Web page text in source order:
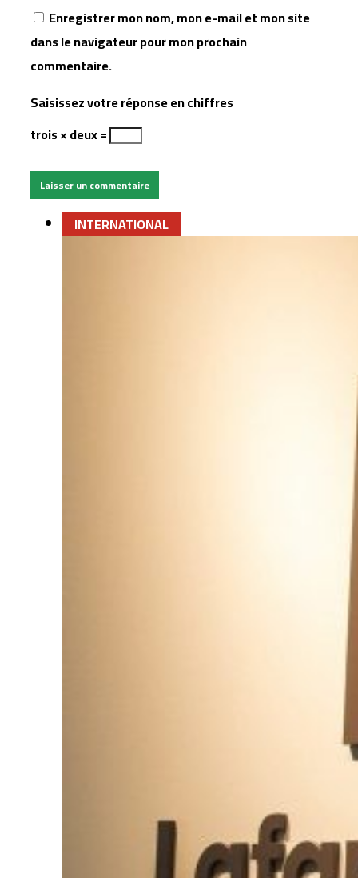
Enregistrer mon nom, mon e-mail et mon site
dans le navigateur pour mon prochain
commentaire.
Saisissez votre réponse en chiffres
trois × deux =
INTERNATIONAL